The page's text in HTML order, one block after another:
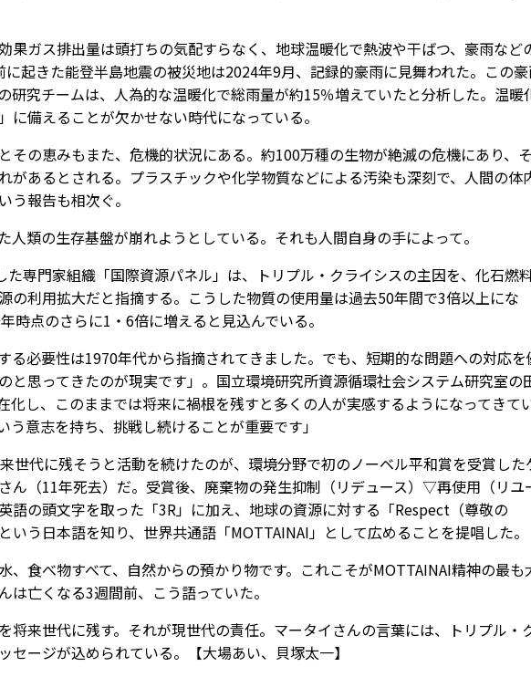
果ガス排出量は頭打ちの気配すらなく、地球温暖化で熱波や干ばつ、豪雨など
起きた能登半島地震の被災地は2024年9月、記録的豪雨に見舞われた。この
研究チームは、人為的な温暖化で総雨量が約15％増えていたと分析した。温暖
備えることが欠かせない時代になっている。
その恵みもまた、危機的状況にある。約100万種の生物が絶滅の危機にあり、そ
があるとされる。プラスチックや化学物質などによる汚染も深刻で、人間の体
う報告も相次ぐ。
類の生存基盤が崩れようとしている。それも人間自身の手によって。
専門家組織「国際資源パネル」は、トリプル・クライシスの主因を、化石燃
の利用拡大だと指摘する。こうした物質の使用量は過去50年間で3倍以上にな
時点のさらに1・6倍に増えると見込んでいる。
る必要性は1970年代から指摘されてきました。でも、短期的な問題への対応を
と思ってきたのが現実です」。国立環境研究所資源循環社会システム研究室の
化し、このままでは将来に禍根を残すと多くの人が実感するようになってきて
う意志を持ち、挑戦し続けることが重要です」
世代に残そうと活動を続けたのが、環境分野で初のノーベル平和賞を受賞した
ん（11年死去）だ。受賞後、廃棄物の発生抑制（リデュース）▽再使用（リユ
語の頭文字を取った「3R」に加え、地球の資源に対する「Respect（尊敬の
いう日本語を知り、世界共通語「MOTTAINAI」として広めることを提唱した。
食べ物すべて、自然からの預かり物です。これこそがMOTTAINAI精神の最も
亡くなる3週間前、こう語っていた。
来世代に残す。それが現世代の責任――。マータイさんの言葉には、トリプル・
セージが込められている。【大場あい、貝塚太一】